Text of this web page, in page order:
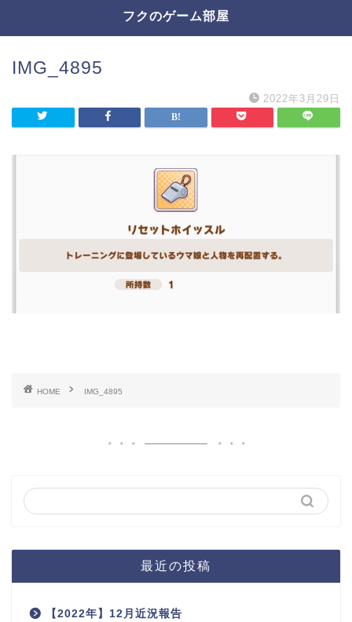
フクのゲーム部屋
IMG_4895
2022年3月29日
HOME IMG_4895
最近の投稿
【2022年】12月近況報告